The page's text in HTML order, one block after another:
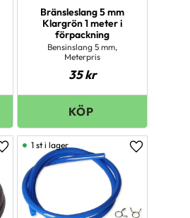
Bränsleslang 5 mm
Klargrön 1 meter i
förpackning
Bensinslang 5 mm,
Meterpris
35kr
Lägg till i favoriter Lägg till i
1 st i lager